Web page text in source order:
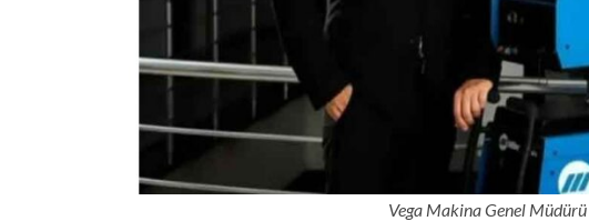
Vega Makina Genel